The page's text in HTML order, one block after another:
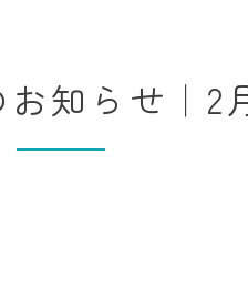
知らせ｜2